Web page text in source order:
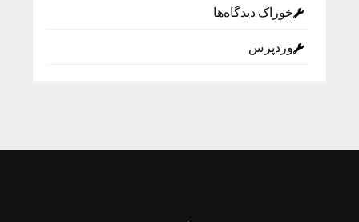
خوراک دیدگاه‌ها
وردپرس